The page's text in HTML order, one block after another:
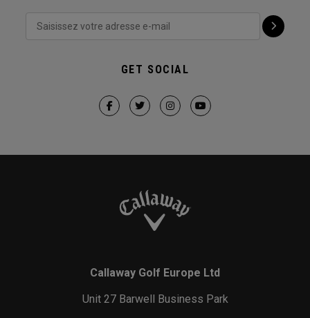
GET SOCIAL
Callaway Golf Europe Ltd
Unit 27 Barwell Business Park